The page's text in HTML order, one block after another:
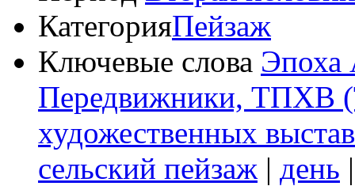
КатегорияПейзаж
Ключевые слова Эпоха
Передвижники, ТПХВ
художественных
сельский пейзаж | день